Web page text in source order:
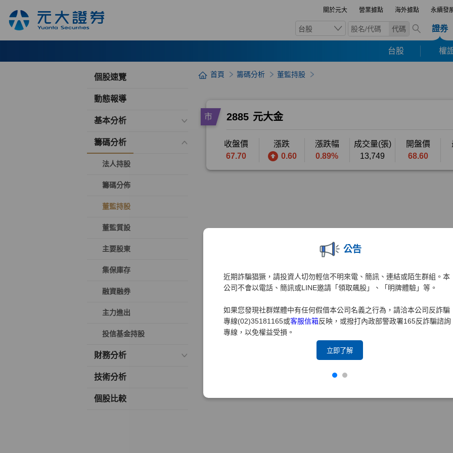
關於元大 營業據點 海外據點 永續發
台股 代碼 證券
台股 權
公告
近期詐騙猖獗，請投資人切勿輕信不明來電、簡訊、連結或陌生群組。本
公司不會以電話、簡訊或LINE邀請「領取飆股」、「明牌體驗」等。
如果您發現社群媒體中有任何假借本公司名義之行為，請洽本公司反詐騙
專線(02)35181165或客服信箱反映，或撥打內政部警政署165反詐騙諮詢
專線，以免權益受損。
立即了解
個股速覽
動態報導
基本分析
籌碼分析
法人持股
籌碼分佈
董監持股
董監質設
主要股東
集保庫存
融資融券
主力進出
投信基金持股
財務分析
技術分析
個股比較
首頁 籌碼分析 董監持股